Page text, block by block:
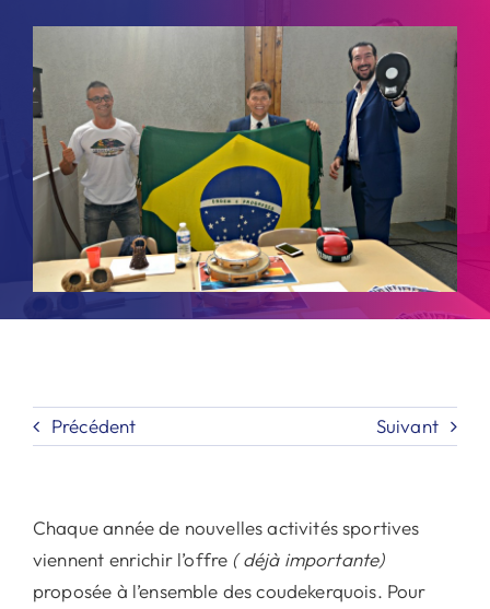
Précédent Suivant
Chaque année de nouvelles activités sportives
viennent enrichir l’offre ( déjà importante)
proposée à l’ensemble des coudekerquois. Pour